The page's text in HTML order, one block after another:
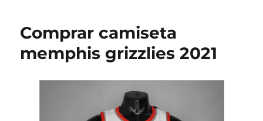
Comprar camiseta
memphis grizzlies 2021